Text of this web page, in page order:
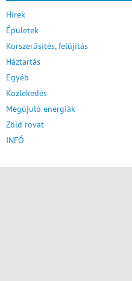
Hírek
Épületek
Korszerűsítés, felújítás
Háztartás
Egyéb
Közlekedés
Megújuló energiák
Zöld rovat
INFÓ